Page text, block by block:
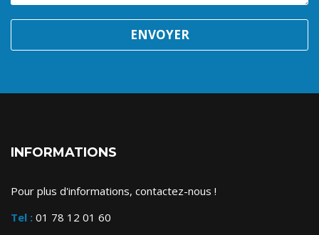
ENVOYER
INFORMATIONS
Pour plus d'informations, contactez-nous !
Tel : 01 78 12 01 60